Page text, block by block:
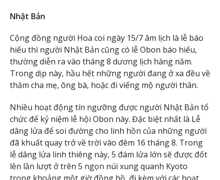
Nhật Bản
Cộng đồng người Hoa coi ngày 15/7 âm lịch là lễ báo
hiếu thì người Nhật Bản cũng có lễ Obon báo hiếu,
thường diễn ra vào tháng 8 dương lịch hàng năm.
Trong dịp này, hầu hết những người đang ở xa đều về
thăm cha mẹ, ông bà, hoặc đi viếng mộ người thân.
Nhiều hoạt động tín ngưỡng được người Nhật Bản tổ
chức để kỷ niệm lễ hội Obon này. Đặc biệt nhất là Lễ
dâng lửa để soi đường cho linh hồn của những người
đã khuất quay trở về trời vào đêm 16 tháng 8. Trong
lễ dâng lửa linh thiêng này, 5 đám lửa lớn sẽ được đốt
lên lần lượt ở trên 5 ngọn núi xung quanh Kyoto